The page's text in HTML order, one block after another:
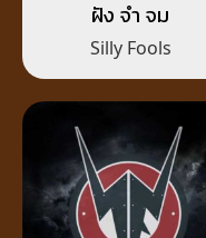
ฝัง จำ จม
Silly Fools